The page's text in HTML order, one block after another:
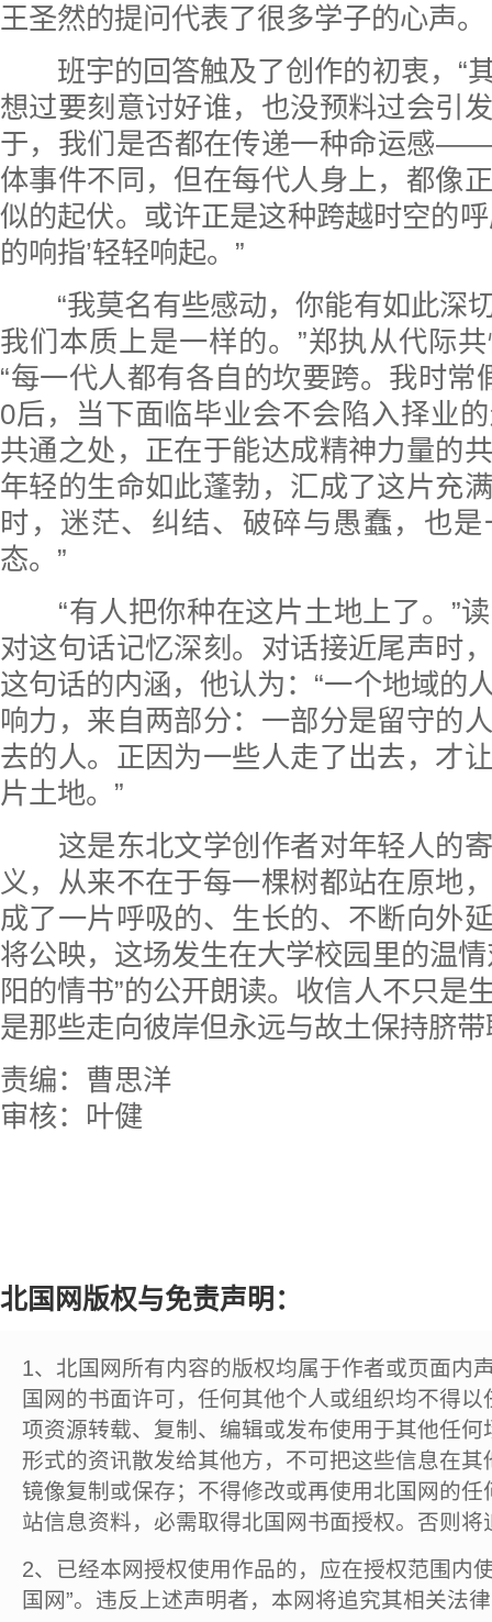
王圣然的提问代表了很多学子的心声。
班宇的回答触及了创作的初衷，“
想过要刻意讨好谁，也没预料过会引
于，我们是否都在传递一种命运感
体事件不同，但在每代人身上，都像
似的起伏。或许正是这种跨越时空的
的响指’轻轻响起。”
“我莫名有些感动，你能有如此深
我们本质上是一样的。”郑执从代际
“每一代人都有各自的坎要跨。我时常
0后，当下面临毕业会不会陷入择业
共通之处，正在于能达成精神力量的
年轻的生命如此蓬勃，汇成了这片充
时，迷茫、纠结、破碎与愚蠢，也
态。”
“有人把你种在这片土地上了。”读
对这句话记忆深刻。对话接近尾声时
这句话的内涵，他认为：“一个地域的
响力，来自两部分：一部分是留守的
去的人。正因为一些人走了出去，才
片土地。”
这是东北文学创作者对年轻人的寄
义，从来不在于每一棵树都站在原地
成了一片呼吸的、生长的、不断向外
将公映，这场发生在大学校园里的温
阳的情书”的公开朗读。收信人不只是
是那些走向彼岸但永远与故土保持脐
责编：曹思洋
审核：叶健
北国网版权与免责声明：
1、北国网所有内容的版权均属于作者或页面内
国网的书面许可，任何其他个人或组织均不得
项资源转载、复制、编辑或发布使用于其他任
形式的资讯散发给其他方，不可把这些信息在
镜像复制或保存；不得修改或再使用北国网的
站信息资料，必需取得北国网书面授权。否则将
2、已经本网授权使用作品的，应在授权范围内
国网”。违反上述声明者，本网将追究其相关法